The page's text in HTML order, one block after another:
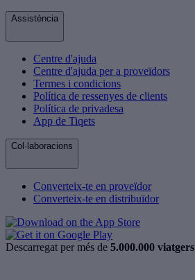
Assistència
Centre d'ajuda
Centre d'ajuda per a proveïdors
Termes i condicions
Política de ressenyes de clients
Política de privadesa
App de Tiqets
Col·laboracions
Converteix-te en proveïdor
Converteix-te en distribuïdor
Descarregat per més de 5.000.000 viatgers